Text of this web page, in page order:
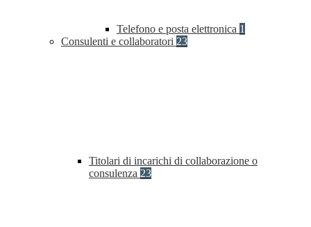
Telefono e posta elettronica 1
Consulenti e collaboratori 23
Titolari di incarichi di collaborazione o
consulenza 23